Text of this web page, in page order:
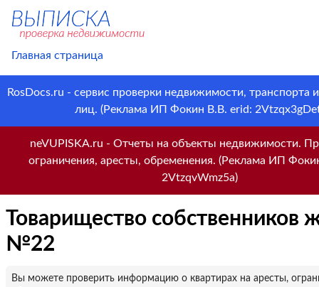
Главная страница
RosDocs.ru - сервис проверки недвижимости, транспорта
лиц. (Реклама ИП Фокин В.В. erid:
neVUPISKA.ru - Отчеты на объекты недвижимости.
ограничения, аресты, обременения. (Реклама ИП
2VtzqvWmz5a)
Товарищество собственников
№22
Вы можете проверить информацию о квартирах на аресты,